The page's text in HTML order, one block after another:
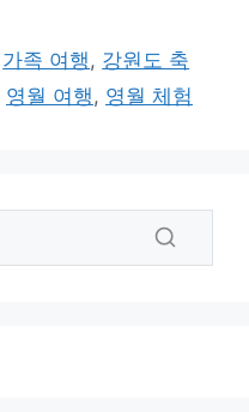
가족 여행 , 강원도 축
영월 여행 , 영월 체험